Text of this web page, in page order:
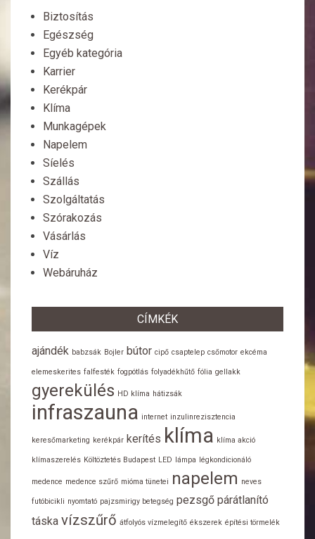
Biztosítás
Egészség
Egyéb kategória
Karrier
Kerékpár
Klíma
Munkagépek
Napelem
Síelés
Szállás
Szolgáltatás
Szórakozás
Vásárlás
Víz
Webáruház
CÍMKÉK
ajándék babzsák Bojler bútor cipő csaptelep csőmotor ekcéma
elemeskerites falfesték fogpótlás folyadékhűtő fólia gellakk
gyerekülés HD klíma hátizsák
infraszauna internet inzulinrezisztencia
keresőmarketing kerékpár kerítés klíma klíma akció
klímaszerelés Költöztetés Budapest LED lámpa légkondicionáló
medence medence szűrő mióma tünetei napelem neves
futóbicikli nyomtató pajzsmirigy betegség pezsgő párátlanító
táska vízszűrő átfolyós vízmelegítő ékszerek építési törmelék